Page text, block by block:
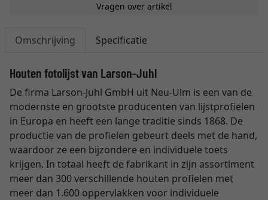
Vragen over artikel
Omschrijving Specificatie
Houten fotolijst van Larson-Juhl
De firma Larson-Juhl GmbH uit Neu-Ulm is een van de
modernste en grootste producenten van lijstprofielen
in Europa en heeft een lange traditie sinds 1868. De
productie van de profielen gebeurt deels met de hand,
waardoor ze een bijzondere en individuele toets
krijgen. In totaal heeft de fabrikant in zijn assortiment
meer dan 300 verschillende houten profielen met
meer dan 1.600 oppervlakken voor individuele